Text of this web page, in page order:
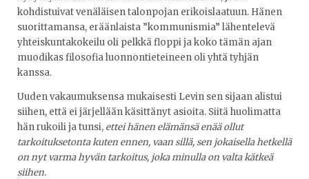
kohdistuivat venäläisen talonpojan erikoislaatuun. Hänen
suorittamansa, eräänlaista ”kommunismia” lähentelevä
yhteiskuntakokeilu oli pelkkä floppi ja koko tämän ajan
muodikas filosofia luonnontieteineen oli yhtä tyhjän
kanssa.
Uuden vakaumuksensa mukaisesti Levin sen sijaan alistui
siihen, että ei järjellään käsittänyt asioita. Siitä huolimatta
hän rukoili ja tunsi, ettei hänen elämänsä enää ollut
tarkoituksetonta kuten ennen, vaan sillä, sen jokaisella hetkellä
on nyt varma hyvän tarkoitus, joka minulla on valta kätkeä
siihen.